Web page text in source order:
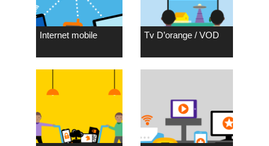
Internet mobile Tv D’orange / VOD